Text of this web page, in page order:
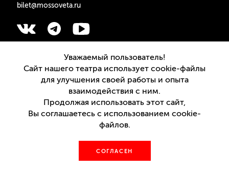
bilet@mossoveta.ru
Подписаться на рассылку
Версия для слабовидящих
Уважаемый пользователь!
Сайт нашего театра использует cookie-файлы
для улучшения своей работы и опыта
взаимодействия с ним.
Продолжая использовать этот сайт,
Вы соглашаетесь с использованием cookie-
файлов.
СОГЛАСЕН